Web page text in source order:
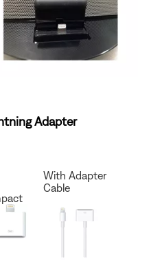
Adapter
With Adapter
Cable